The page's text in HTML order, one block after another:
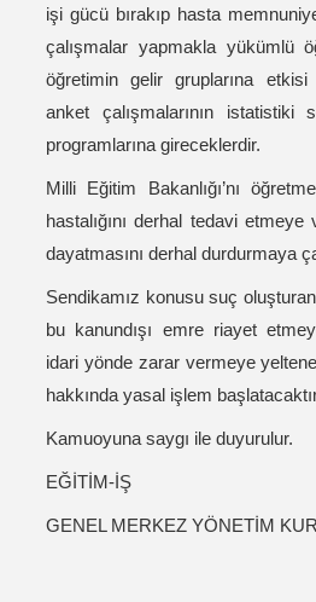
işi gücü bırakıp hasta
çalışmalar yapmakla yükümlü
öğretimin gelir gruplarına etkisi
anket çalışmalarının istatistiki
programlarına gireceklerdir.
Milli Eğitim Bakanlığı’nı
hastalığını derhal tedavi
dayatmasını derhal durdurmaya
Sendikamız konusu suç
bu kanundışı emre riayet
idari yönde zarar vermeye
hakkında yasal işlem
Kamuoyuna saygı ile duyurulur.
EĞİTİM-İŞ
GENEL MERKEZ YÖNETİM